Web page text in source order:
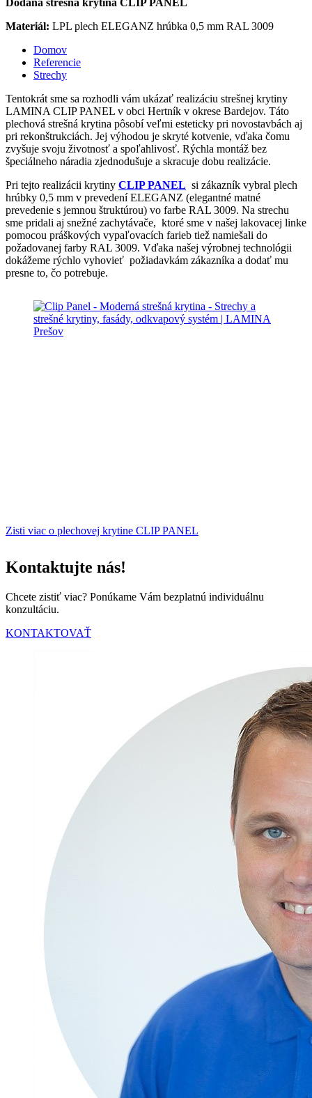
Materiál: LPL plech ELEGANZ hrúbka 0,5 mm RAL 3009
Domov
Referencie
Strechy
Tentokrát sme sa rozhodli vám ukázať realizáciu strešnej krytiny
LAMINA CLIP PANEL v obci Hertník v okrese Bardejov. Táto
plechová strešná krytina pôsobí veľmi esteticky pri novostavbách aj
pri rekonštrukciách. Jej výhodou je skryté kotvenie, vďaka čomu
zvyšuje svoju životnosť a spoľahlivosť. Rýchla montáž bez
špeciálneho náradia zjednodušuje a skracuje dobu realizácie.
Pri tejto realizácii krytiny CLIP PANEL si zákazník vybral plech
hrúbky 0,5 mm v prevedení ELEGANZ (elegantné matné
prevedenie s jemnou štruktúrou) vo farbe RAL 3009. Na strechu
sme pridali aj snežné zachytávače, ktoré sme v našej lakovacej linke
pomocou práškových vypaľovacích farieb tiež namiešali do
požadovanej farby RAL 3009. Vďaka našej výrobnej technológii
dokážeme rýchlo vyhovieť požiadavkám zákazníka a dodať mu
presne to, čo potrebuje.
Zisti viac o plechovej krytine CLIP PANEL
Kontaktujte nás!
Chcete zistiť viac? Ponúkame Vám bezplatnú individuálnu
konzultáciu.
KONTAKTOVAŤ